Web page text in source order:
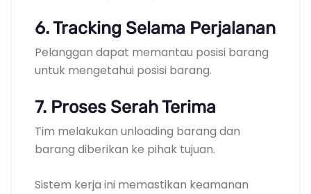
6. Tracking Selama Perjalanan
Pelanggan dapat memantau posisi barang
untuk mengetahui posisi barang.
7. Proses Serah Terima
Tim melakukan unloading barang dan
barang diberikan ke pihak tujuan.
Sistem kerja ini memastikan keamanan